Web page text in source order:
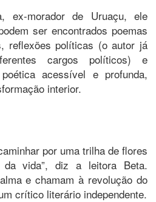
ex-morador de Uruaçu, ele
ser encontrados poemas
reflexões políticas (o autor já
cargos políticos) e
acessível e profunda,
interior.
por uma trilha de flores
vida”, diz a leitora Beta.
e chamam à revolução do
crítico literário independente.